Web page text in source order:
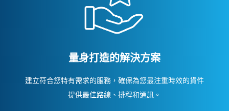
量身打造的解決方案
建立符合您特有需求的服務，確保為您最注重時效的貨件
提供最佳路線、排程和通訊。